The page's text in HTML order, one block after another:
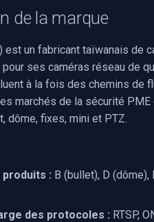
de la marque
est un fabricant taïwanais de
pour ses caméras réseau de
à la fois des chemins de
marchés de la sécurité
dôme, fixes, mini et PTZ.
produits : B (bullet), D
des protocoles : RTSP,